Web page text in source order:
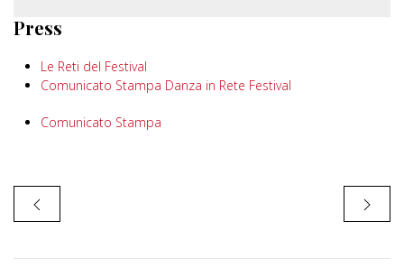
Press
Le Reti del Festival
Comunicato Stampa Danza in Rete Festival
Comunicato Stampa